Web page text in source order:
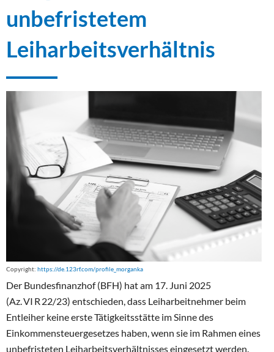
unbefristetem
Leiharbeitsverhältnis
Copyright: https://de.123rf.com/profile_morganka
Der Bundesfinanzhof (BFH) hat am 17. Juni 2025
(Az. VI R 22/23) entschieden, dass Leiharbeitnehmer beim
Entleiher keine erste Tätigkeitsstätte im Sinne des
Einkommensteuergesetzes haben, wenn sie im Rahmen eines
unbefristeten Leiharbeitsverhältnisses eingesetzt werden.